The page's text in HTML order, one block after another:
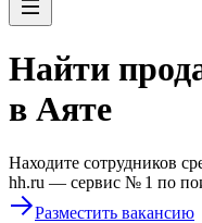
Найти
в Аяте
Находите сотрудников
hh.ru — сервис № 1 по
Разместить вакансию